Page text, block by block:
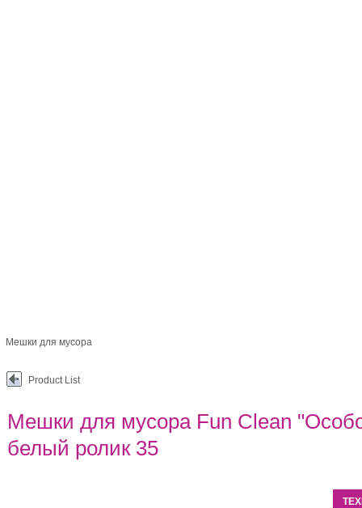
Мешки для мусора
Product List
Мешки для мусора Fun Clean
белый ролик 35